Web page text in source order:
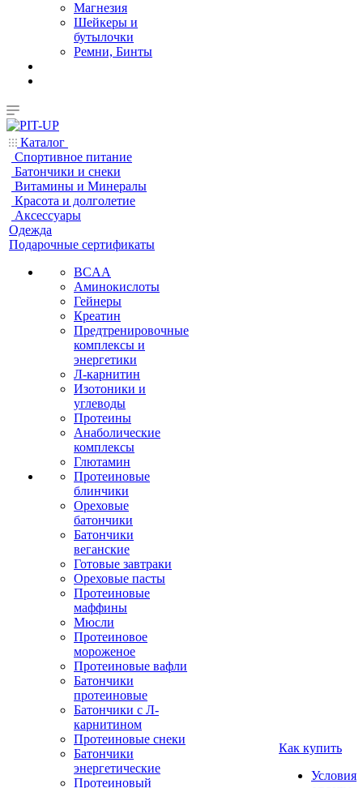
Магнезия
Шейкеры и
бутылочки
Ремни, Бинты
Каталог
Спортивное питание
Батончики и снеки
Витамины и Минералы
Красота и долголетие
Аксессуары
Одежда
Подарочные сертификаты
BCAA
Аминокислоты
Гейнеры
Креатин
Предтренировочные
комплексы и
энергетики
Л-карнитин
Изотоники и
углеводы
Протеины
Анаболические
комплексы
Глютамин
Протеиновые
блинчики
Ореховые
батончики
Батончики
веганские
Готовые завтраки
Ореховые пасты
Протеиновые
маффины
Мюсли
Протеиновое
мороженое
Протеиновые вафли
Батончики
протеиновые
Батончики с Л-
карнитином
Протеиновые снеки
Батончики
энергетические
Протеиновый
Как купить
Условия